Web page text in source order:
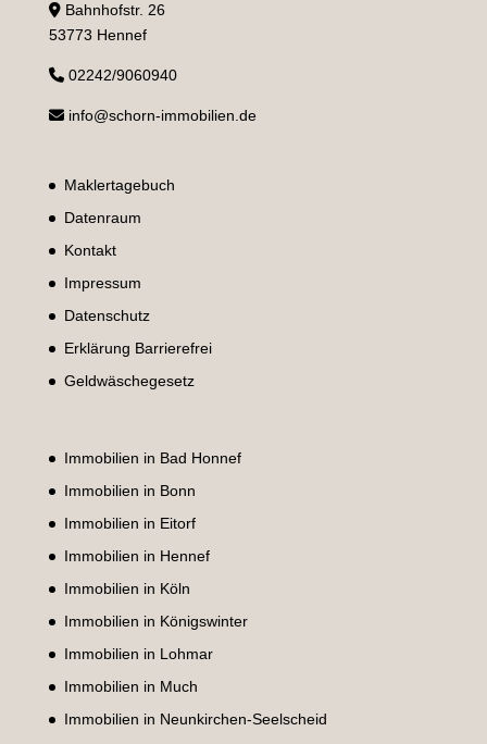
Bahnhofstr. 26
53773 Hennef
02242/9060940
info@schorn-immobilien.de
Maklertagebuch
Datenraum
Kontakt
Impressum
Datenschutz
Erklärung Barrierefrei
Geldwäschegesetz
Immobilien in Bad Honnef
Immobilien in Bonn
Immobilien in Eitorf
Immobilien in Hennef
Immobilien in Köln
Immobilien in Königswinter
Immobilien in Lohmar
Immobilien in Much
Immobilien in Neunkirchen-Seelscheid